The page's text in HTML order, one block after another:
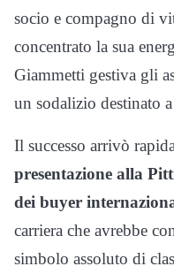
socio e compagno di
concentrato la sua
Giammetti gestiva gli
un sodalizio destinato
Il successo arrivò
presentazione alla
dei buyer
carriera che avrebbe
simbolo assoluto di